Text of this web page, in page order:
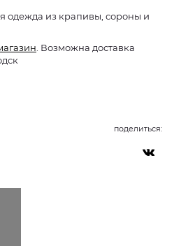
одежда из крапивы, сороны и
. Возможна доставка
поделиться: